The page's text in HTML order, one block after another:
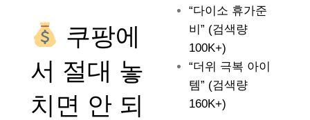
쿠팡에
서 절대 놓
치면 안 되
“다이소 휴가준
비” (검색량
100K+)
“더위 극복 아이
템” (검색량
160K+)